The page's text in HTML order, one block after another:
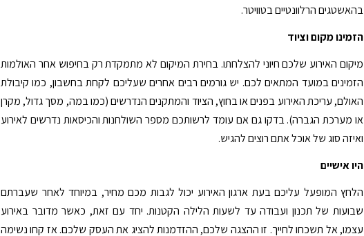
בהאשטגים הרלוונטיים בטוויטר.
הזמינו מקום וציוד
מיקום האירוע שלכם חיוני להצלחתו. בחירת המיקום לא מתמקדת רק בחיפוש אחר האולמות
הזמינים במועד המתאים לכם. יש גורמים רבים אחרים שעליכם לקחת בחשבון, כמו קיבולת
האולם, עריכת האירוע בפנים או בחוץ, הציוד והמתקנים הנדרשים (כמו במה, מסך גדול, מקרן
או מערכת הגברה). בדקו גם אם עומד לרשותכם מספר השולחנות והכיסאות נדרשים לאירוע
ואיזה סוג של אוכל אתם רוצים להגיש.
היו אישיים
הלחץ המופעל עליכם בעת ארגון האירוע יכול לגבות מכם מחיר, במיוחד לאחר שעברתם
שבועות של תכנון ועבודה עד לשעות הלילה הקטנות. יחד עם זאת, כאשר מדובר באירוע
עצמו, אל תשכחו לחייך. זו ההצגה שלכם, ההזדמנות להציג את העסק שלכם. אז קחו נשימה